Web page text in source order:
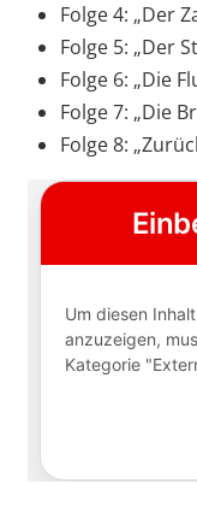
Folge 4: „Der
Folge 5: „Der
Folge 6: „Die
Folge 7: „Die
Folge 8: